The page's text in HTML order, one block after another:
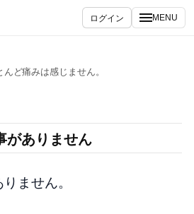
ログイン MENU
ど痛みは感じません。
がありません
ません。